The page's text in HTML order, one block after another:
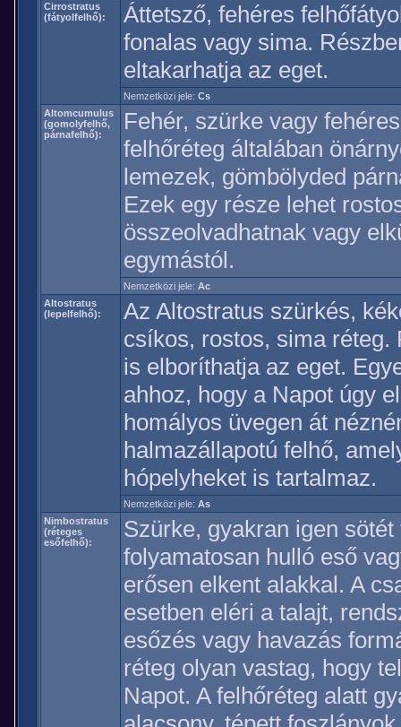
Cirrostratus
(fátyolfelhő):
Áttetsző, fehéres
fonalas vagy sima.
eltakarhatja az eget.
Nemzetközi jele: Cs
Altomcumulus
(gomolyfelhő,
párnafelhő):
Fehér, szürke vagy
felhőréteg általában
lemezek, gömbölyded
Ezek egy része lehet
összeolvadhatnak vagy
egymástól.
Nemzetközi jele: Ac
Altostratus
(lepelfelhő):
Az Altostratus szürkés,
csíkos, rostos, sima réteg.
is elboríthatja az eget.
ahhoz, hogy a Napot úgy
homályos üvegen át
halmazállapotú felhő,
hópelyheket is tartalmaz.
Nemzetközi jele: As
Nimbostratus
(réteges
esőfelhő):
Szürke, gyakran igen
folyamatosan hulló eső
erősen elkent alakkal. A
esetben eléri a talajt,
esőzés vagy havazás
réteg olyan vastag, hogy
Napot. A felhőréteg alatt